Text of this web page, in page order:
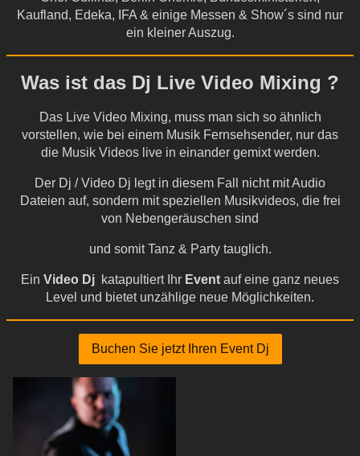
Kaufland, Edeka, IFA & einige Messen & Show´s sind nur
ein kleiner Auszug.
Was ist das Dj Live Video Mixing ?
Das Live Video Mixing, muss man sich so ähnlich
vorstellen, wie bei einem Musik Fernsehsender, nur das
die Musik Videos live in einander gemixt werden.
Der Dj / Video Dj legt in diesem Fall nicht mit Audio
Dateien auf, sondern mit speziellen Musikvideos, die frei
von Nebengeräuschen sind
und somit Tanz & Party tauglich.
Ein Video Dj katapultiert Ihr Event auf eine ganz neues
Level und bietet unzählige neue Möglichkeiten.
Buchen Sie jetzt Ihren Event Dj